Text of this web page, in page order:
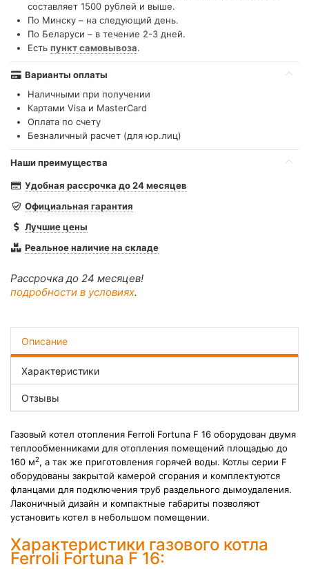
составляет 1500 рублей и выше.
По Минску – на следующий день.
По Беларуси – в течение 2-3 дней.
Есть пункт самовывоза.
Варианты оплаты
Наличными при получении
Картами Visa и MasterCard
Оплата по счету
Безналичный расчет (для юр.лиц)
Наши преимущества
Удобная рассрочка до 24 месяцев
Официальная гарантия
Лучшие цены
Реальное наличие на складе
Рассрочка до 24 месяцев!
подробности в условиях.
Описание
Характеристики
Отзывы
Газовый котел отопления Ferroli Fortuna F 16 оборудован двумя
теплообменниками для отопления помещений площадью до
160 м2, а так же приготовления горячей воды. Котлы серии F
оборудованы закрытой камерой сгорания и комплектуются
фланцами для подключения труб раздельного дымоудаления.
Лаконичный дизайн и компактные габариты позволяют
установить котел в небольшом помещении.
Характеристики газового котла
Ferroli Fortuna F 16: